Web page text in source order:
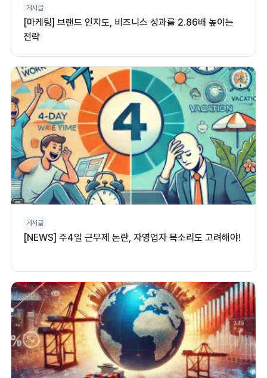
게시글
[마케팅] 브랜드 인지도, 비즈니스 성과를 2.86배 높이는
전략
게시글
[NEWS] 주4일 근무제 논란, 자영업자 목소리도 고려해야!